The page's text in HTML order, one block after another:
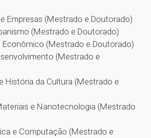
Empresas (Mestrado e Doutorado)
(Mestrado e Doutorado)
Econômico (Mestrado e Doutorado)
(Mestrado e
História da Cultura (Mestrado e
e Nanotecnologia (Mestrado
e Computação (Mestrado e